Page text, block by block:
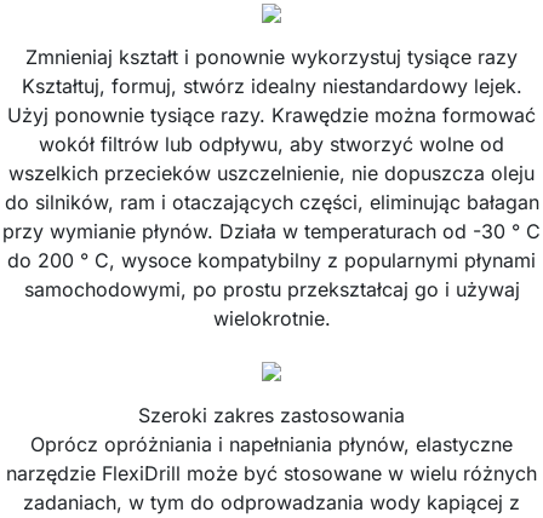
Zmnieniaj kształt i ponownie wykorzystuj tysiące razy
Kształtuj, formuj, stwórz idealny niestandardowy lejek.
Użyj ponownie tysiące razy. Krawędzie można formować
wokół filtrów lub odpływu, aby stworzyć wolne od
wszelkich przecieków uszczelnienie, nie dopuszcza oleju
do silników, ram i otaczających części, eliminując bałagan
przy wymianie płynów. Działa w temperaturach od -30 ° C
do 200 ° C, wysoce kompatybilny z popularnymi płynami
samochodowymi, po prostu przekształcaj go i używaj
wielokrotnie.
Szeroki zakres zastosowania
Oprócz opróżniania i napełniania płynów, elastyczne
narzędzie FlexiDrill może być stosowane w wielu różnych
zadaniach, w tym do odprowadzania wody kapiącej z